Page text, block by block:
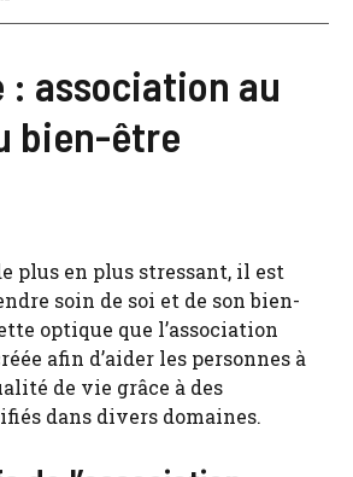
: association au
bien-être
plus en plus stressant, il est
soin de soi et de son bien-
optique que l’association
afin d’aider les personnes à
de vie grâce à des
dans divers domaines.